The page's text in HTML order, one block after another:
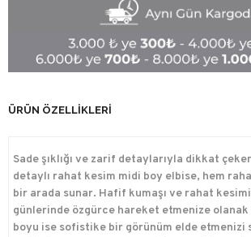
ÜRÜN ÖZELLIKLERI
Sade şıklığı ve zarif detaylarıyla dikkat
detaylı rahat kesim midi boy elbise, hem
bir arada sunar. Hafif kumaşı ve rahat
günlerinde özgürce hareket etmenize olanak
boyu ise sofistike bir görünüm elde etmenizi